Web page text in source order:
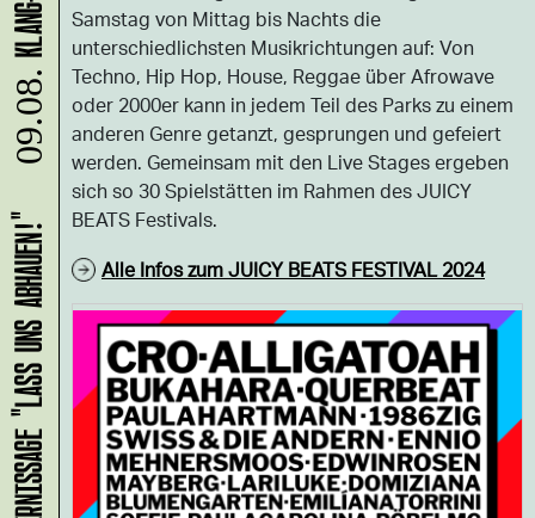
Samstag von Mittag bis Nachts die
unterschiedlichsten Musikrichtungen auf: Von
Techno, Hip Hop, House, Reggae über Afrowave
oder 2000er kann in jedem Teil des Parks zu einem
anderen Genre getanzt, gesprungen und gefeiert
werden. Gemeinsam mit den Live Stages ergeben
sich so 30 Spielstätten im Rahmen des JUICY
BEATS Festivals.
Alle Infos zum JUICY BEATS FESTIVAL 2024
HANS B: VERNISSAGE "LASS UNS ABHAUEN!"
09.08.